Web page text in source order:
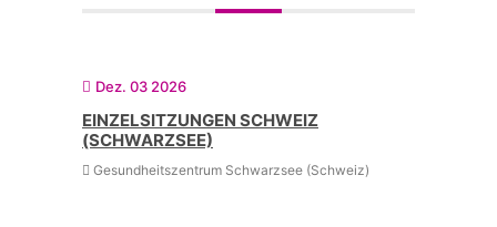
Dez. 03 2026
EINZELSITZUNGEN SCHWEIZ
(SCHWARZSEE)
Gesundheitszentrum Schwarzsee (Schweiz)